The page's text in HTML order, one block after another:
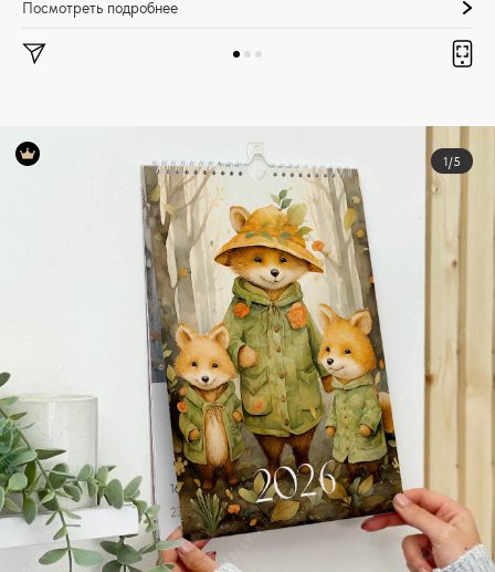
Посмотреть подробнее
1/5